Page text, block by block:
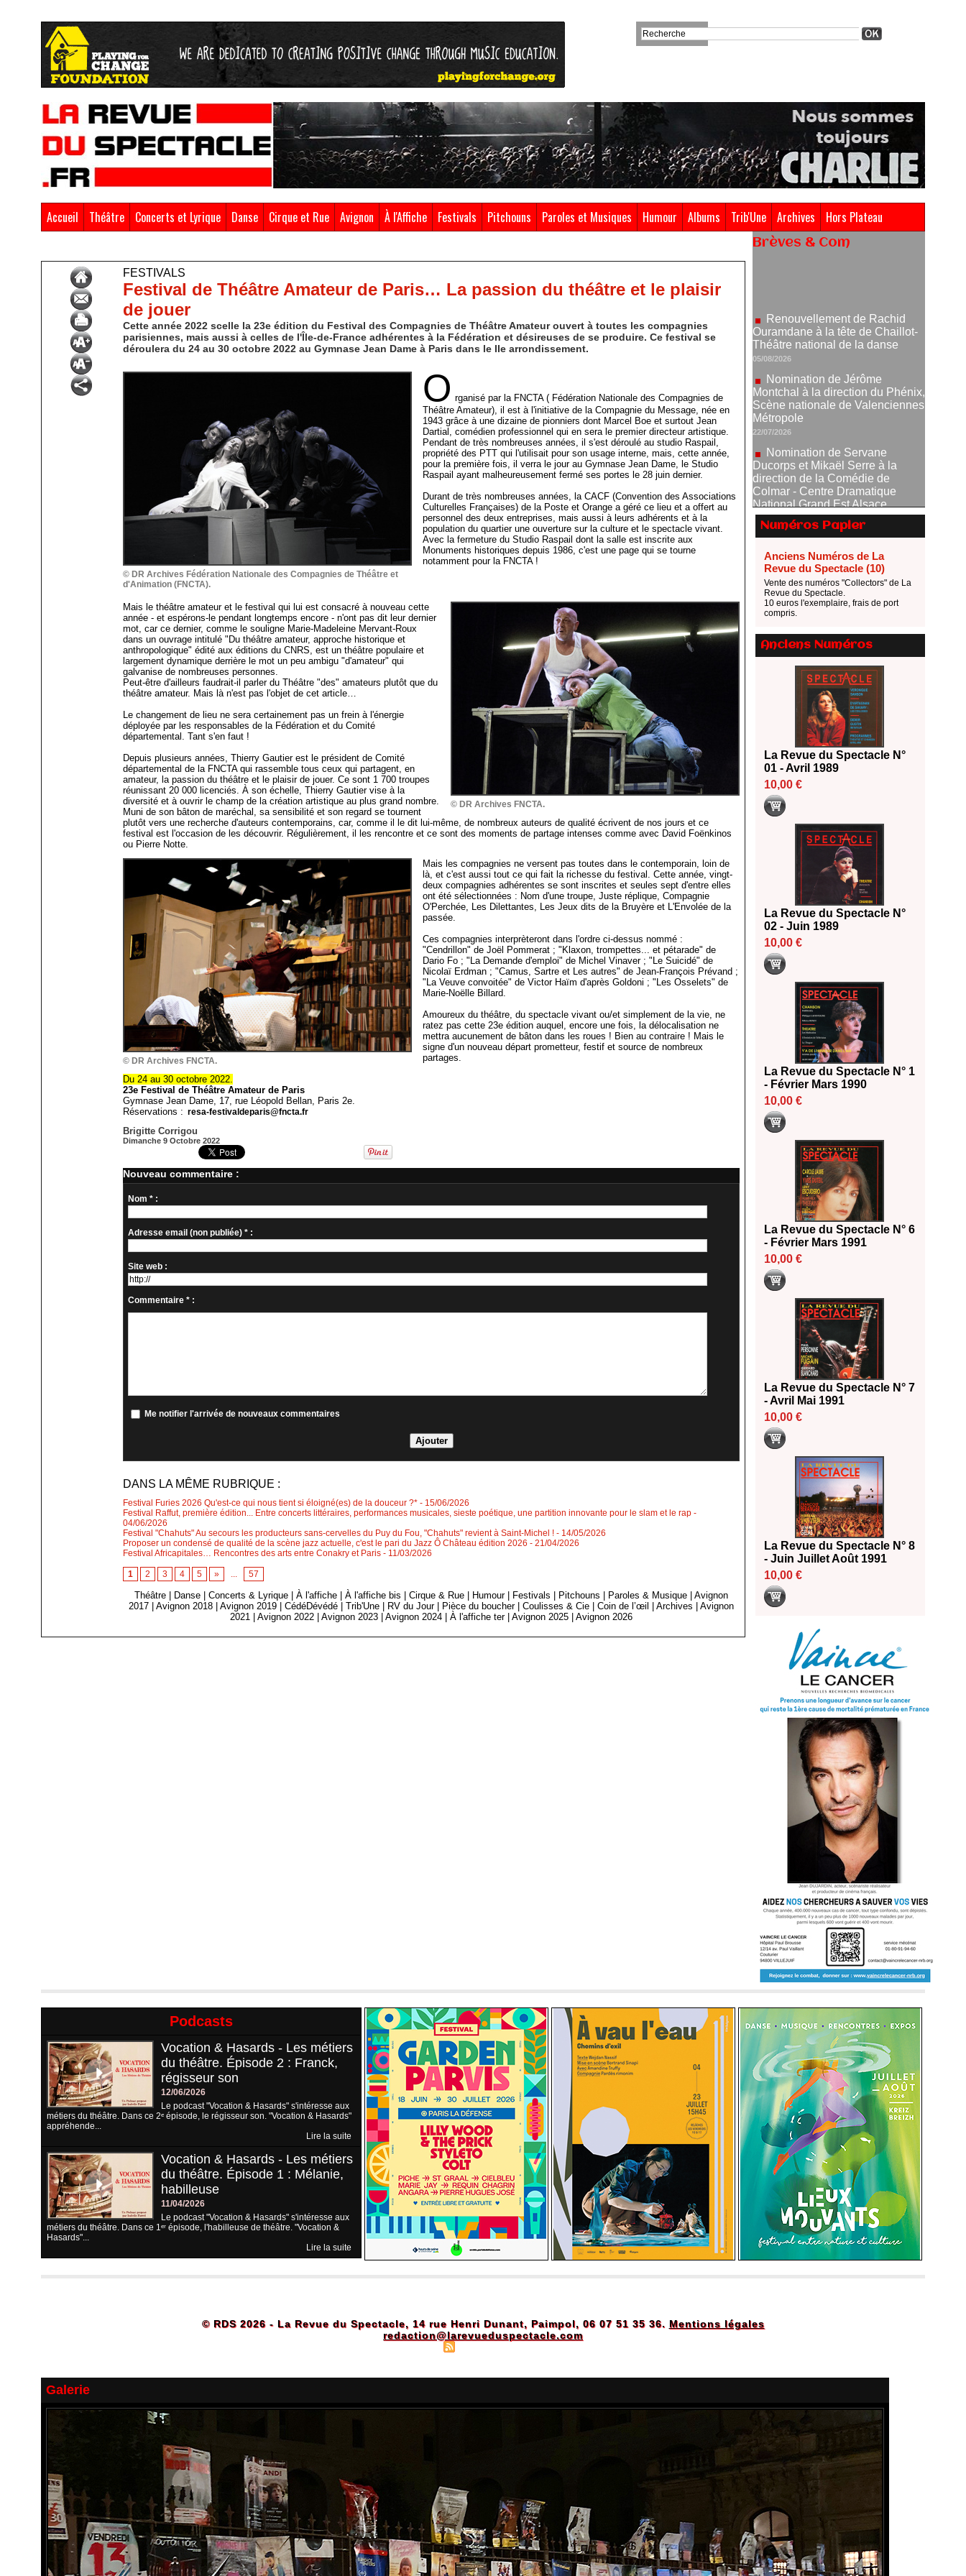
Accueil Théâtre Concerts et Lyrique Danse Cirque et Rue Avignon À l'Affiche Festivals Pitchouns Paroles et Musiques Humour Albums Trib'Une Archives Hors Plateau
FESTIVALS
Festival de Théâtre Amateur de Paris… La passion du théâtre et le plaisir
de jouer
Cette année 2022 scelle la 23e édition du Festival des Compagnies de Théâtre Amateur ouvert à toutes les compagnies
parisiennes, mais aussi à celles de l'Île-de-France adhérentes à la Fédération et désireuses de se produire. Ce festival se
déroulera du 24 au 30 octobre 2022 au Gymnase Jean Dame à Paris dans le IIe arrondissement.
© DR Archives Fédération Nationale des Compagnies de Théâtre et
d'Animation (FNCTA).
O rganisé par la FNCTA ( Fédération Nationale des Compagnies de
Théâtre Amateur), il est à l'initiative de la Compagnie du Message, née en
1943 grâce à une dizaine de pionniers dont Marcel Boe et surtout Jean
Dartial, comédien professionnel qui en sera le premier directeur artistique.
Pendant de très nombreuses années, il s'est déroulé au studio Raspail,
propriété des PTT qui l'utilisait pour son usage interne, mais, cette année,
pour la première fois, il verra le jour au Gymnase Jean Dame, le Studio
Raspail ayant malheureusement fermé ses portes le 28 juin dernier.
Durant de très nombreuses années, la CACF (Convention des Associations
Culturelles Françaises) de la Poste et Orange a géré ce lieu et a offert au
personnel des deux entreprises, mais aussi à leurs adhérents et à la
population du quartier une ouverture sur la culture et le spectacle vivant.
Avec la fermeture du Studio Raspail dont la salle est inscrite aux
Monuments historiques depuis 1986, c'est une page qui se tourne
notamment pour la FNCTA !
© DR Archives FNCTA.
Mais le théâtre amateur et le festival qui lui est consacré à nouveau cette
année - et espérons-le pendant longtemps encore - n'ont pas dit leur dernier
mot, car ce dernier, comme le souligne Marie-Madeleine Mervant-Roux
dans un ouvrage intitulé "Du théâtre amateur, approche historique et
anthropologique" édité aux éditions du CNRS, est un théâtre populaire et
largement dynamique derrière le mot un peu ambigu "d'amateur" qui
galvanise de nombreuses personnes.
Peut-être d'ailleurs faudrait-il parler du Théâtre "des" amateurs plutôt que du
théâtre amateur. Mais là n'est pas l'objet de cet article…
Le changement de lieu ne sera certainement pas un frein à l'énergie
déployée par les responsables de la Fédération et du Comité
départemental. Tant s'en faut !
Depuis plusieurs années, Thierry Gautier est le président de Comité
départemental de la FNCTA qui rassemble tous ceux qui partagent, en
amateur, la passion du théâtre et le plaisir de jouer. Ce sont 1 700 troupes
réunissant 20 000 licenciés. À son échelle, Thierry Gautier vise à la
diversité et à ouvrir le champ de la création artistique au plus grand nombre.
Muni de son bâton de maréchal, sa sensibilité et son regard se tournent
plutôt vers une recherche d'auteurs contemporains, car, comme il le dit lui-même, de nombreux auteurs de qualité écrivent de nos jours et ce
festival est l'occasion de les découvrir. Régulièrement, il les rencontre et ce sont des moments de partage intenses comme avec David Foënkinos
ou Pierre Notte.
© DR Archives FNCTA.
Mais les compagnies ne versent pas toutes dans le contemporain, loin de
là, et c'est aussi tout ce qui fait la richesse du festival. Cette année, vingt-
deux compagnies adhérentes se sont inscrites et seules sept d'entre elles
ont été sélectionnées : Nom d'une troupe, Juste réplique, Compagnie
O'Perchée, Les Dilettantes, Les Jeux dits de la Bruyère et L'Envolée de la
passée.
Ces compagnies interprèteront dans l'ordre ci-dessus nommé :
"Cendrillon" de Joël Pommerat ; "Klaxon, trompettes... et pétarade" de
Dario Fo ; "La Demande d'emploi" de Michel Vinaver ; "Le Suicidé" de
Nicolaï Erdman ; "Camus, Sartre et Les autres" de Jean-François Prévand ;
"La Veuve convoitée" de Victor Haïm d'après Goldoni ; "Les Osselets" de
Marie-Noëlle Billard.
Amoureux du théâtre, du spectacle vivant ou/et simplement de la vie, ne
ratez pas cette 23e édition auquel, encore une fois, la délocalisation ne
mettra aucunement de bâton dans les roues ! Bien au contraire ! Mais le
signe d'un nouveau départ prometteur, festif et source de nombreux
partages.
Du 24 au 30 octobre 2022.
23e Festival de Théâtre Amateur de Paris
Gymnase Jean Dame, 17, rue Léopold Bellan, Paris 2e.
Réservations : resa-festivaldeparis@fncta.fr
Brigitte Corrigou
Dimanche 9 Octobre 2022
Nouveau commentaire :
Nom * :
Adresse email (non publiée) * :
Site web :
Commentaire * :
Me notifier l'arrivée de nouveaux commentaires
DANS LA MÊME RUBRIQUE :
Festival Furies 2026 Qu'est-ce qui nous tient si éloigné(es) de la douceur ?* - 15/06/2026
Festival Raffut, première édition... Entre concerts littéraires, performances musicales, sieste poétique, une partition innovante pour le slam et le rap -
04/06/2026
Festival "Chahuts" Au secours les producteurs sans-cervelles du Puy du Fou, "Chahuts" revient à Saint-Michel ! - 14/05/2026
Proposer un condensé de qualité de la scène jazz actuelle, c'est le pari du Jazz Ô Château édition 2026 - 21/04/2026
Festival Africapitales… Rencontres des arts entre Conakry et Paris - 11/03/2026
1 2 3 4 5 » ... 57
Théâtre Danse |Concerts & Lyrique |À l'affiche |À l'affiche bis |Cirque & Rue Humour Festivals Pitchouns Paroles & Musique |Avignon
2017
|Avignon 2018 |Avignon 2019 |CédéDévédé |Trib'Une RV du Jour Pièce du boucher |Coulisses & Cie |Coin de l’œil |Archives |Avignon
2021
|Avignon 2022 |Avignon 2023 |Avignon 2024 |À l'affiche ter |Avignon 2025 |Avignon 2026
Brèves & Com
Nomination de Jérôme
Montchal à la direction du Phénix,
Scène nationale de Valenciennes
22/07/2026
Nomination de Servane
Ducorps et Mikaël Serre à la
direction de la Comédie de
National Grand Est Alsace
07/07/2026
Thomas Jolly et Laëtitia
Guédon nommés à la direction du
TNP
02/07/2026
Fonds SACD Théâtre : les
lauréats 2026
Dispositif ARTCENA Écrire
pour le cirque, les lauréats 2026 !
Le palmarès des prix SACD
2026
Les 10 lauréats du Fonds
Grandes Formes Théâtre 2026
Nomination de Nathalie
Garraud et Olivier Saccomano à
la direction du Théâtre de
Gennevilliers - CDN
13/06/2026
Dispositif SACD Auteurs
d'espaces : les lauréats 2026
Numéros Papier
Anciens Numéros de La
Revue du Spectacle (10)
Vente des numéros "Collectors" de La
Revue du Spectacle.
10 euros l'exemplaire, frais de port
compris.
Anciens Numéros
La Revue du Spectacle N°
01 - Avril 1989
10,00 €
La Revue du Spectacle N°
02 - Juin 1989
10,00 €
La Revue du Spectacle N° 1
- Février Mars 1990
10,00 €
La Revue du Spectacle N° 6
- Février Mars 1991
10,00 €
La Revue du Spectacle N° 7
- Avril Mai 1991
10,00 €
La Revue du Spectacle N° 8
- Juin Juillet Août 1991
10,00 €
Podcasts
Vocation & Hasards - Les métiers
du théâtre. Épisode 2 : Franck,
régisseur son
12/06/2026
Le podcast "Vocation & Hasards" s'intéresse aux
métiers du théâtre. Dans ce 2ᵉ épisode, le régisseur son. "Vocation & Hasards"
appréhende...
Lire la suite
Vocation & Hasards - Les métiers
du théâtre. Épisode 1 : Mélanie,
habilleuse
11/04/2026
Le podcast "Vocation & Hasards" s'intéresse aux
métiers du théâtre. Dans ce 1ᵉʳ épisode, l'habilleuse de théâtre. "Vocation &
Hasards"...
Lire la suite
© RDS 2026 - La Revue du Spectacle, 14 rue Henri Dunant, Paimpol, 06 07 51 35 36. Mentions légales
redaction@larevueduspectacle.com
Galerie